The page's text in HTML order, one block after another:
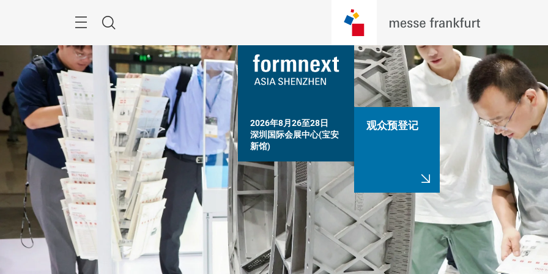
搜
索
2026年8月26至28日
深圳国际会展中心(宝安
新馆)
观众预登记